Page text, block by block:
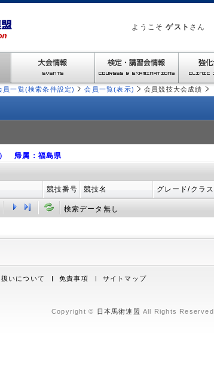
ようこそ ゲスト さん
員一覧(検索条件設定) 会員一覧(表示) 会員競技大会成績
帰属：福島県
競技番号 競技名 グレード/クラス
検索データ無し
いについて 免責事項 サイトマップ
Copyright © 日本馬術連盟 All Rights Reserved.